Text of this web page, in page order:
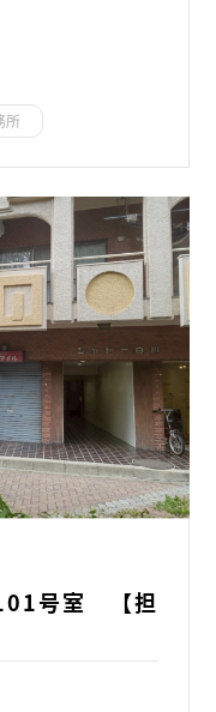
所
号室 【担